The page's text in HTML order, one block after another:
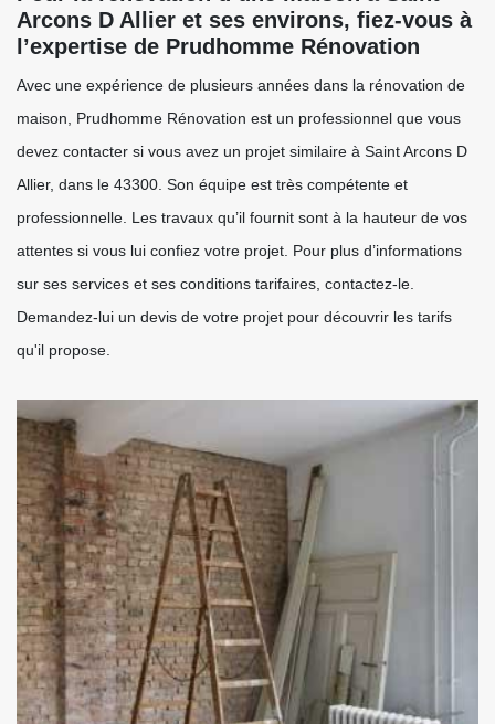
Arcons D Allier et ses environs, fiez-vous à
l’expertise de Prudhomme Rénovation
Avec une expérience de plusieurs années dans la rénovation de
maison, Prudhomme Rénovation est un professionnel que vous
devez contacter si vous avez un projet similaire à Saint Arcons D
Allier, dans le 43300. Son équipe est très compétente et
professionnelle. Les travaux qu’il fournit sont à la hauteur de vos
attentes si vous lui confiez votre projet. Pour plus d’informations
sur ses services et ses conditions tarifaires, contactez-le.
Demandez-lui un devis de votre projet pour découvrir les tarifs
qu'il propose.